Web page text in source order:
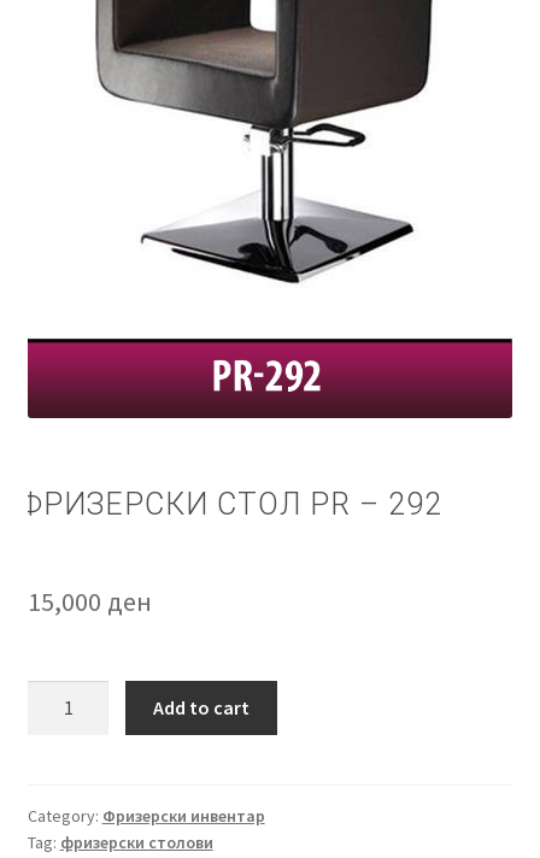
НАШИ БРЕНДОВИ ЗА КОЗМЕТИКА И ФРИЗЕРАЈ
ПОЛИТИКА И УСЛОВИ ЗА КОРИСТЕЊЕ
ПРОИЗВОДИ
ФРИЗЕРСКИ СТОЛ PR – 292
15,000 ден
292
quantity
Add to cart
Category: Фризерски инвентар
Tag: фризерски столови